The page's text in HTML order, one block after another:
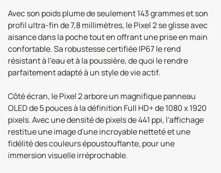
Avec son poids plume de seulement 143 grammes et son
profil ultra-fin de 7,8 millimètres, le Pixel 2 se glisse avec
aisance dans la poche tout en offrant une prise en main
confortable. Sa robustesse certifiée IP67 le rend
résistant à l'eau et à la poussière, de quoi le rendre
parfaitement adapté à un style de vie actif.
Côté écran, le Pixel 2 arbore un magnifique panneau
OLED de 5 pouces à la définition Full HD+ de 1080 x 1920
pixels. Avec une densité de pixels de 441 ppi, l'affichage
restitue une image d'une incroyable netteté et une
fidélité des couleurs époustouflante, pour une
immersion visuelle irréprochable.